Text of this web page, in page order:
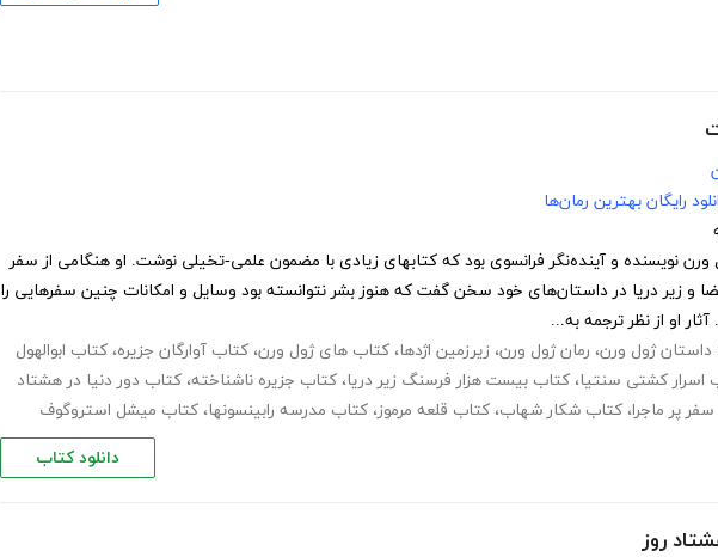
رایگان بهترین رمان‌ها
ورن نویسنده و آینده‌نگر فرانسوی بود که کتابهای زیادی با مضمون علمی-تخیلی نوشت. او هنگامی از سفر
و زیر دریا در داستان‌های خود سخن گفت که هنوز بشر نتوانسته بود وسایل و امکانات چنین سفرهایی را
او از نظر ترجمه به...
داستان ژول ورن، رمان ژول ورن، زیرزمین اژدها، کتاب های ژول ورن، کتاب آوارگان جزیره، کتاب ابوالهول
اسرار کشتی سنتیا، کتاب بیست هزار فرسنگ زیر دریا، کتاب جزیره ناشناخته، کتاب دور دنیا در هشتاد
پر ماجرا، کتاب شکار شهاب، کتاب قلعه مرموز، کتاب مدرسه رابینسونها، کتاب میشل استروگوف
دانلود کتاب
روز